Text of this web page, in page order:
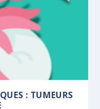
: TUMEURS